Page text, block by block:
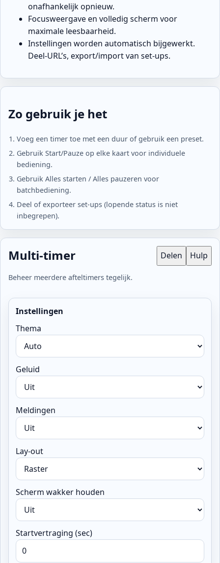
onafhankelijk opnieuw.
Focusweergave en volledig scherm voor
maximale leesbaarheid.
Instellingen worden automatisch bijgewerkt.
Deel-URL’s, export/import van set-ups.
Zo gebruik je het
Voeg een timer toe met een duur of gebruik een preset.
Gebruik Start/Pauze op elke kaart voor individuele
bediening.
Gebruik Alles starten / Alles pauzeren voor
batchbediening.
Deel of exporteer set-ups (lopende status is niet
inbegrepen).
Multi-timer
Beheer meerdere afteltimers tegelijk.
Delen Hulp
Instellingen
Thema
Geluid
Meldingen
Lay-out
Scherm wakker houden
Startvertraging (sec)